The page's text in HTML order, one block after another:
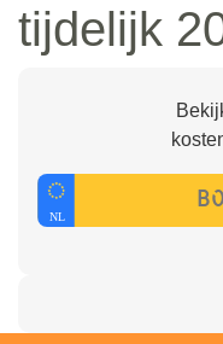
tijdelijk